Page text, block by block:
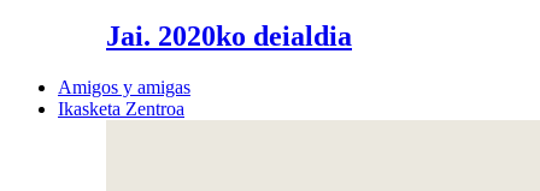
Jai. 2020ko deialdia
Amigos y amigas
Ikasketa Zentroa